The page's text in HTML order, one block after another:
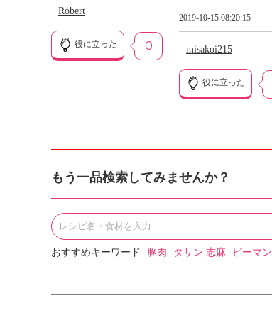
Robert
役に立った 0
2019-10-15 08:20:15
misakoi215
役に立った
もう一品検索してみませんか？
おすすめキーワード 豚肉 タサン 志麻 ピーマン